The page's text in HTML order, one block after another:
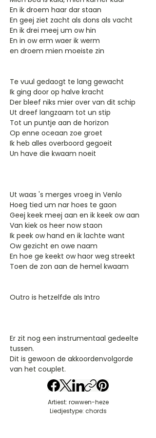
En ik droem haar dar staan
En geej ziet zacht als dons als vacht
En ik drei meej um ow hin
En in ow erm waer ik werm
en droem mien moeiste zin
Te vuul gedaogt te lang gewacht
Ik ging door op halve kracht
Der bleef niks mier over van dit schip
Ut dreef langzaam tot un stip
Tot un puntje aan de horizon
Op enne oceaan zoe groet
Ik heb alles overboord gegoeit
Un have die kwaam noeit
Ut waas 's merges vroeg in Venlo
Hoeg tied um nar hoes te gaon
Geej keek meej aan en ik keek ow aan
Van kiek os heer now staon
Ik peek ow hand en ik lachte want
Ow gezicht en owe naam
En hoe ge keekt ow haor weg streekt
Toen de zon aan de hemel kwaam
Outro is hetzelfde als Intro
Er zit nog een instrumentaal gedeelte
tussen.
Dit is gewoon de akkoordenvolgorde
van het couplet.
Artiest: rowwen-heze
Liedjestype: chords